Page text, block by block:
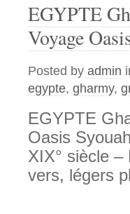
EGYPTE
Voyage
Posted by admin
egypte, gharmy,
EGYPTE
Oasis
XIX° siècle
vers, légers